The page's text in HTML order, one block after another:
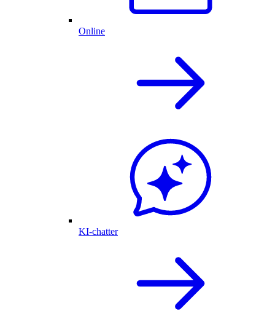
Online
KI-chatter